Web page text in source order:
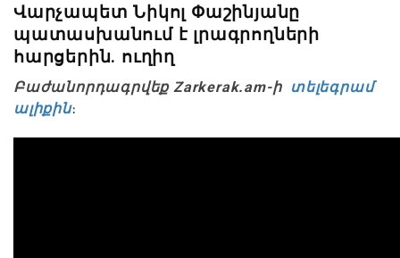
Վարչապետ Նիկոլ Փաշինյանը
պատասխանում է լրագրողների
հարցերին. ուղիղ
Բաժանորդագրվեք Zarkerak.am-ի տելեգրամ
ալիքին։